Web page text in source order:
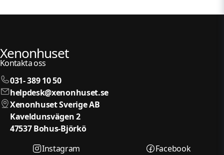
Xenonhuset
Kontakta oss
031- 389 10 50
helpdesk@xenonhuset.se
Xenonhuset Sverige AB
Kaveldunsvägen 2
47537 Bohus-Björkö
Instagram
Facebook